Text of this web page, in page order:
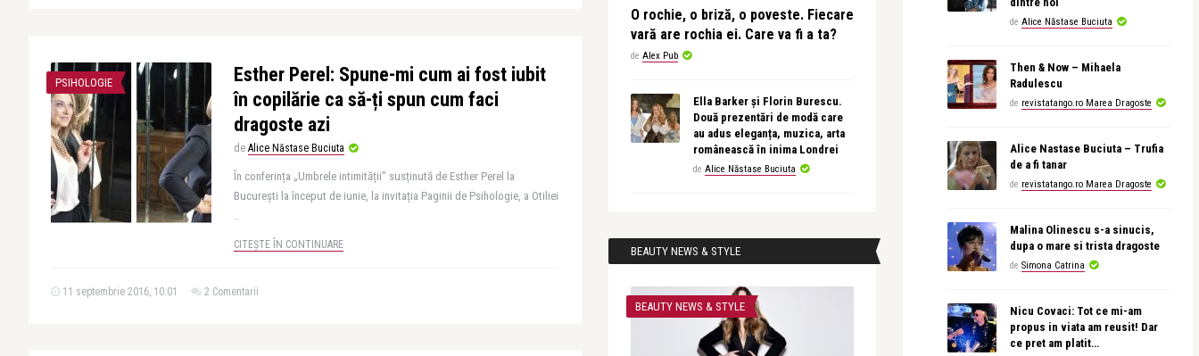
PSIHOLOGIE
Esther Perel: Spune-mi cum ai fost iubit
în copilărie ca să-ți spun cum faci
dragoste azi
de Alice Năstase Buciuta
În conferința „Umbrele intimității” susținută de Esther Perel la
București la început de iunie, la invitația Paginii de Psihologie, a Otiliei
..
CITEȘTE ÎN CONTINUARE
11 septembrie 2016, 10:01 2 Comentarii
O rochie, o briză, o poveste. Fiecare
vară are rochia ei. Care va fi a ta?
de Alex Pub
Ella Barker și Florin Burescu.
Două prezentări de modă care
au adus eleganța, muzica, arta
românească în inima Londrei
de Alice Năstase Buciuta
BEAUTY NEWS & STYLE
BEAUTY NEWS & STYLE
de Alice Năstase Buciuta
Then & Now – Mihaela
Radulescu
de revistatango.ro Marea Dragoste
Alice Nastase Buciuta – Trufia
de a fi tanar
de revistatango.ro Marea Dragoste
Malina Olinescu s-a sinucis,
dupa o mare si trista dragoste
de Simona Catrina
Nicu Covaci: Tot ce mi-am
propus in viata am reusit! Dar
ce pret am platit…